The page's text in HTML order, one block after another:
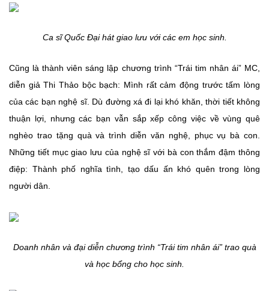
Ca sĩ Quốc Đại hát giao lưu với các em học sinh.
Cũng là thành viên sáng lập chương trình “Trái tim nhân ái” MC,
diễn giả Thi Thảo bộc bạch: Mình rất cảm động trước tấm lòng
của các bạn nghệ sĩ. Dù đường xá đi lại khó khăn, thời tiết không
thuận lợi, nhưng các bạn vẫn sắp xếp công việc về vùng quê
nghèo trao tặng quà và trình diễn văn nghệ, phục vụ bà con.
Những tiết mục giao lưu của nghệ sĩ với bà con thắm đậm thông
điệp: Thành phố nghĩa tình, tạo dấu ấn khó quên trong lòng
người dân.
Doanh nhân và đại diễn chương trình “Trái tim nhân ái” trao quà
và học bổng cho học sinh.